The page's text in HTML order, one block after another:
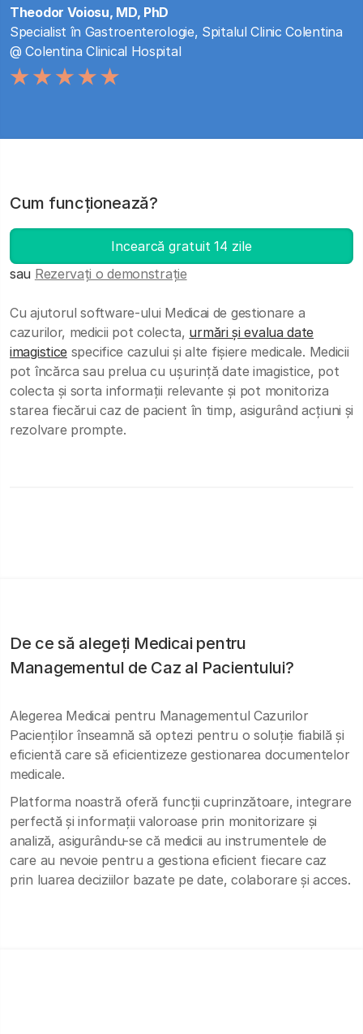
Theodor Voiosu, MD, PhD
Specialist în Gastroenterologie, Spitalul Clinic Colentina
@ Colentina Clinical Hospital
Cum funcţionează?
Incearcă gratuit 14 zile
sau Rezervați o demonstrație
Cu ajutorul software-ului Medicai de gestionare a
cazurilor, medicii pot colecta, urmări și evalua date
imagistice specifice cazului și alte fișiere medicale. Medicii
pot încărca sau prelua cu ușurință date imagistice, pot
colecta și sorta informații relevante și pot monitoriza
starea fiecărui caz de pacient în timp, asigurând acțiuni și
rezolvare prompte.
De ce să alegeți Medicai pentru
Managementul de Caz al Pacientului?
Alegerea Medicai pentru Managementul Cazurilor
Pacienților înseamnă să optezi pentru o soluție fiabilă și
eficientă care să eficientizeze gestionarea documentelor
medicale.
Platforma noastră oferă funcții cuprinzătoare, integrare
perfectă și informații valoroase prin monitorizare și
analiză, asigurându-se că medicii au instrumentele de
care au nevoie pentru a gestiona eficient fiecare caz
prin luarea deciziilor bazate pe date, colaborare și acces.